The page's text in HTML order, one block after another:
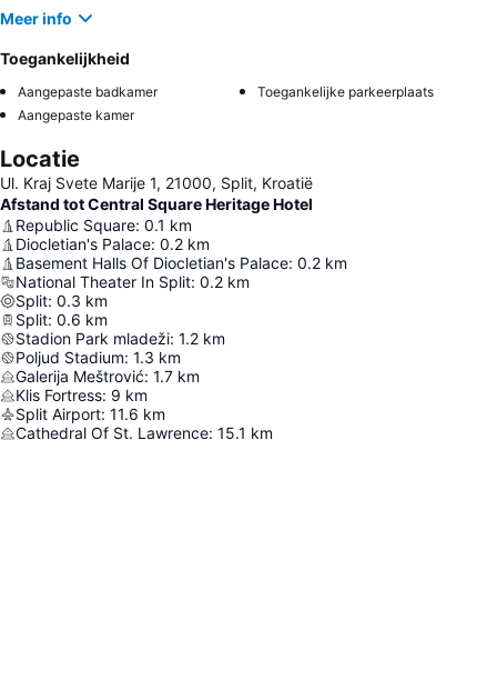
Meer info
Toegankelijkheid
Aangepaste badkamer
Toegankelijke parkeerplaats
Aangepaste kamer
Locatie
Ul. Kraj Svete Marije 1, 21000, Split, Kroatië
Afstand tot Central Square Heritage Hotel
Republic Square: 0.1 km
Diocletian's Palace: 0.2 km
Basement Halls Of Diocletian's Palace: 0.2 km
National Theater In Split: 0.2 km
Split: 0.3 km
Split: 0.6 km
Stadion Park mladeži: 1.2 km
Poljud Stadium: 1.3 km
Galerija Meštrović: 1.7 km
Klis Fortress: 9 km
Split Airport: 11.6 km
Cathedral Of St. Lawrence: 15.1 km